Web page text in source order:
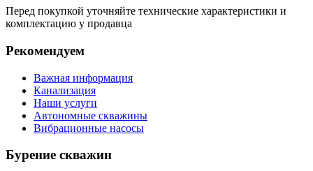
Перед покупкой уточняйте технические характеристики и
комплектацию у продавца
Рекомендуем
Важная информация
Канализация
Наши услуги
Автономные скважины
Вибрационные насосы
Бурение скважин